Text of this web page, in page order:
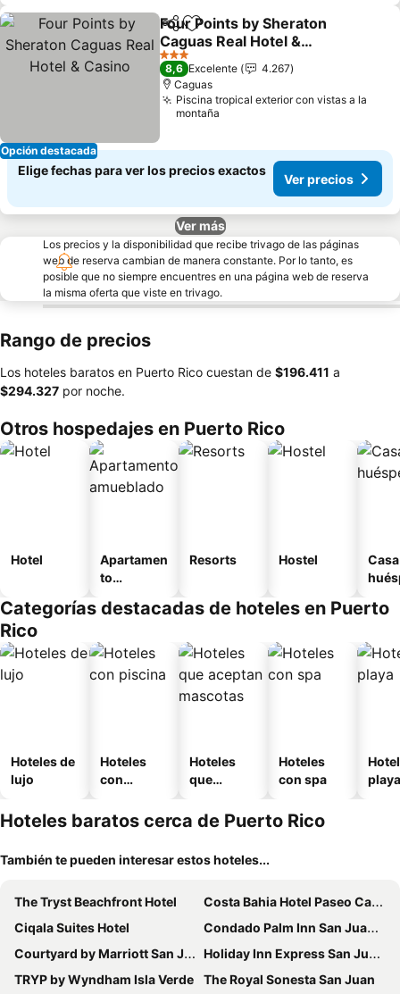
Opción destacada
CompartirAgregar a favoritos
Four Points by Sheraton
Caguas Real Hotel &
Casino
Ver precios
3 Estrellas
8,6 Excelente
4.267
Caguas
Piscina tropical exterior con vistas a la
montaña
Elige fechas para ver los precios exactos
Ver precios
Ver más
Los precios y la disponibilidad que recibe trivago de las páginas
web de reserva cambian de manera constante. Por lo tanto, es
posible que no siempre encuentres en una página web de reserva
la misma oferta que viste en trivago.
Rango de precios
Los hoteles baratos en Puerto Rico cuestan de ‎$196.411 a
‎$294.327 por noche.
Otros hospedajes en Puerto Rico
Hotel
Apartamen
to
o
Resorts Hostel
Categorías destacadas de hoteles en Puerto
Rico
Hoteles de
lujo
Hoteles
con
Hoteles
que
mascotas
Hoteles
con spa
playa
Hoteles baratos cerca de Puerto Rico
También te pueden interesar estos hoteles...
The Tryst Beachfront Hotel
Costa Bahia Hotel Paseo Caribe
Ciqala Suites Hotel
Condado Palm Inn San Juan - Tapestry Collection by Hilton
Courtyard by Marriott San Juan Miramar
Holiday Inn Express San Juan Condado By Ihg
TRYP by Wyndham Isla Verde
The Royal Sonesta San Juan